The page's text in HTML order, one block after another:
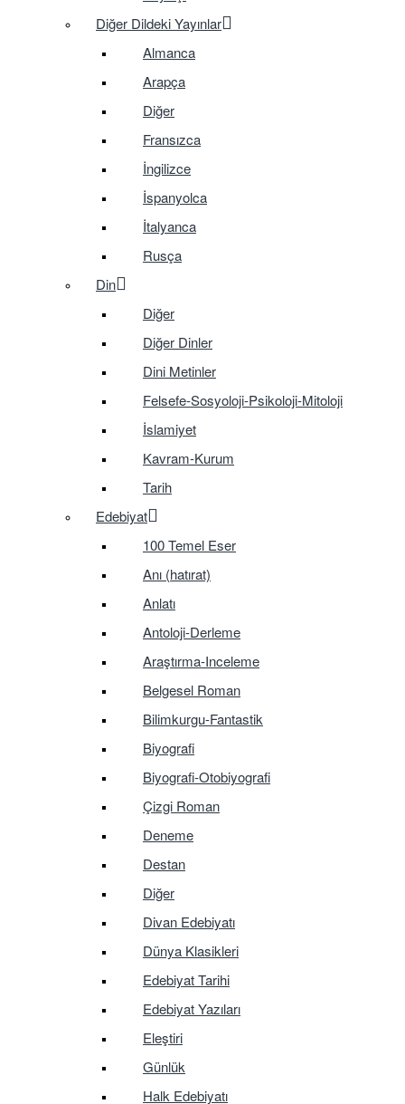
Diğer Dildeki Yayınlar
Almanca
Arapça
Diğer
Fransızca
İngilizce
İspanyolca
İtalyanca
Rusça
Din
Diğer
Diğer Dinler
Dini Metinler
Felsefe-Sosyoloji-Psikoloji-Mitoloji
İslamiyet
Kavram-Kurum
Tarih
Edebiyat
100 Temel Eser
Anı (hatırat)
Anlatı
Antoloji-Derleme
Araştırma-Inceleme
Belgesel Roman
Bilimkurgu-Fantastik
Biyografi
Biyografi-Otobiyografi
Çizgi Roman
Deneme
Destan
Diğer
Divan Edebiyatı
Dünya Klasikleri
Edebiyat Tarihi
Edebiyat Yazıları
Eleştiri
Günlük
Halk Edebiyatı